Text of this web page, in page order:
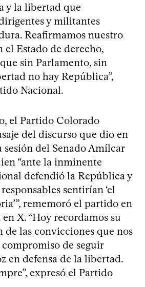
y la libertad que
y militantes
Reafirmamos nuestro
Estado de derecho,
sin Parlamento, sin
no hay República”,
Nacional.
el Partido Colorado
del discurso que dio en
del Senado Amílcar
“ante la inminente
defendió la República y
sentirían ‘el
rememoró el partido en
X. “Hoy recordamos su
de las convicciones que nos
de seguir
en defensa de la libertad.
expresó el Partido